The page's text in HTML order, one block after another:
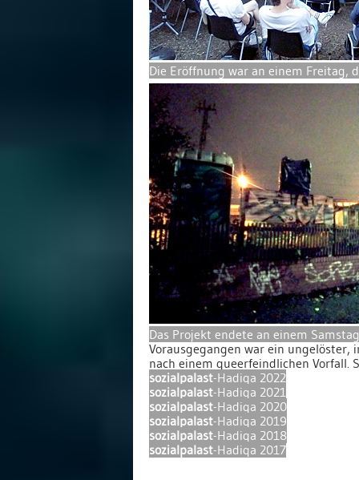
Die Eröffnung war an einem Freitag,
Das Projekt endete an einem
Vorausgegangen war ein ungelöster,
nach einem queerfeindlichen Vorfall.
sozialpalast-Hadiqa 2022
sozialpalast-Hadiqa 2021
sozialpalast-Hadiqa 2020
sozialpalast-Hadiqa 2019
sozialpalast-Hadiqa 2018
sozialpalast-Hadiqa 2017